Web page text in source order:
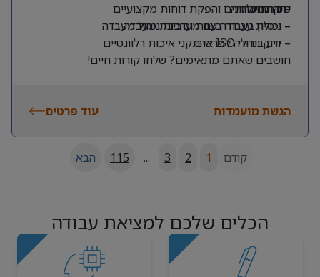
– ניתוח נתונים והפקת דוחות מקצועיים
מיקרוביולוגיה
– יכולת עבודה בצוות וסביבת מעבדה
– דיוק וירידה לפרטים
יתרונות:
– ניסיון בעבודה עם מערכות ניהול מעבדה
– ידע בנהלי ISO או תקני איכות רלוונטיים
חושבים שאתם מתאימים? שלחו קורות חיים!
הגשת מועמדות עוד פרטים
קודם 1
2
3
...
115 הבא
הכלים שלכם למציאת עבודה